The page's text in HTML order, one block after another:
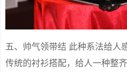
五、帅气领带结 此种系法给人
传统的衬衫搭配，给人一种整